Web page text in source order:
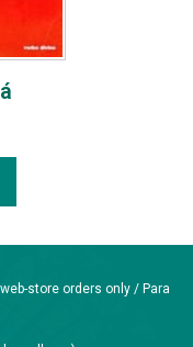
web-store orders only / Para